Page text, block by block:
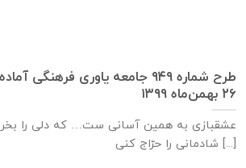
طرح شماره ۹۴۹ جامعه ياوری
۲۶ بهمن‌ماه ۱۳۹۹
عشقبازی به همین آسانی ست… که دلی را
شادمانی را حرّاج کنی [...]